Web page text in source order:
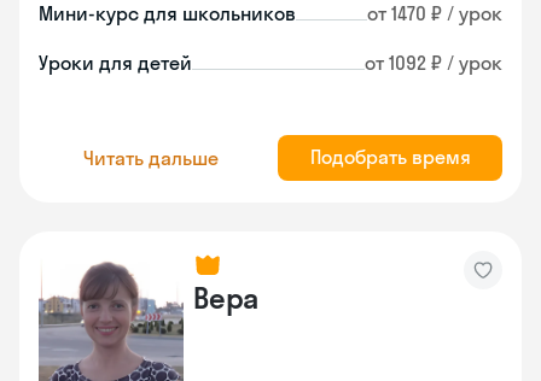
Мини-курс для школьников от 1470 ₽ / урок
Уроки для детей от 1092 ₽ / урок
Читать дальше Подобрать время
Вера